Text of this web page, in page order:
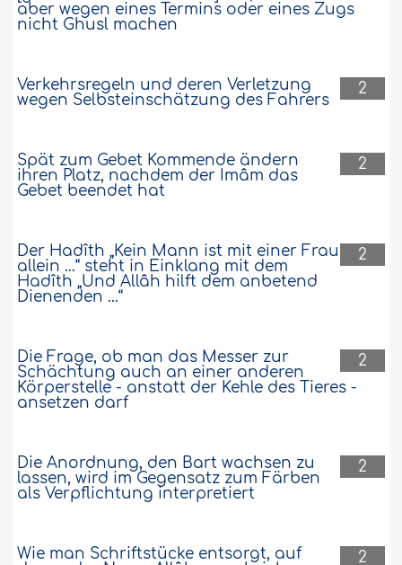
aber wegen eines Termins oder eines Zugs
nicht Ghusl machen
2
Verkehrsregeln und deren Verletzung
wegen Selbsteinschätzung des Fahrers
2
Spät zum Gebet Kommende ändern
ihren Platz, nachdem der Imâm das
Gebet beendet hat
2
Der Hadîth „Kein Mann ist mit einer Frau
allein ...“ steht in Einklang mit dem
Hadîth „Und Allâh hilft dem anbetend
Dienenden ...“
2
Die Frage, ob man das Messer zur
Schächtung auch an einer anderen
Körperstelle - anstatt der Kehle des Tieres -
ansetzen darf
2
Die Anordnung, den Bart wachsen zu
lassen, wird im Gegensatz zum Färben
als Verpflichtung interpretiert
2
Wie man Schriftstücke entsorgt, auf